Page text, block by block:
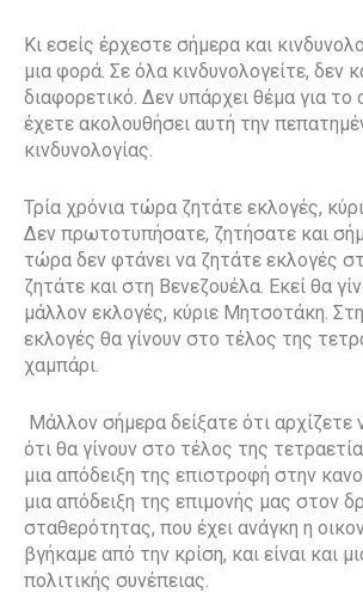
Κι εσείς έρχεστε σήμερα και
μια φορά. Σε όλα κινδυνολογείτε, δεν
διαφορετικό. Δεν υπάρχει θέμα για το
έχετε ακολουθήσει αυτή την
κινδυνολογίας.
Τρία χρόνια τώρα ζητάτε εκλογές,
Δεν πρωτοτυπήσατε, ζητήσατε και
τώρα δεν φτάνει να ζητάτε εκλογές
ζητάτε και στη Βενεζουέλα. Εκεί θα
μάλλον εκλογές, κύριε Μητσοτάκη.
εκλογές θα γίνουν στο τέλος της
χαμπάρι.
Μάλλον σήμερα δείξατε ότι αρχίζετε
ότι θα γίνουν στο τέλος της
μια απόδειξη της επιστροφή στην
μια απόδειξη της επιμονής μας στον
σταθερότητας, που έχει ανάγκη η
βγήκαμε από την κρίση, και είναι και
πολιτικής συνέπειας.